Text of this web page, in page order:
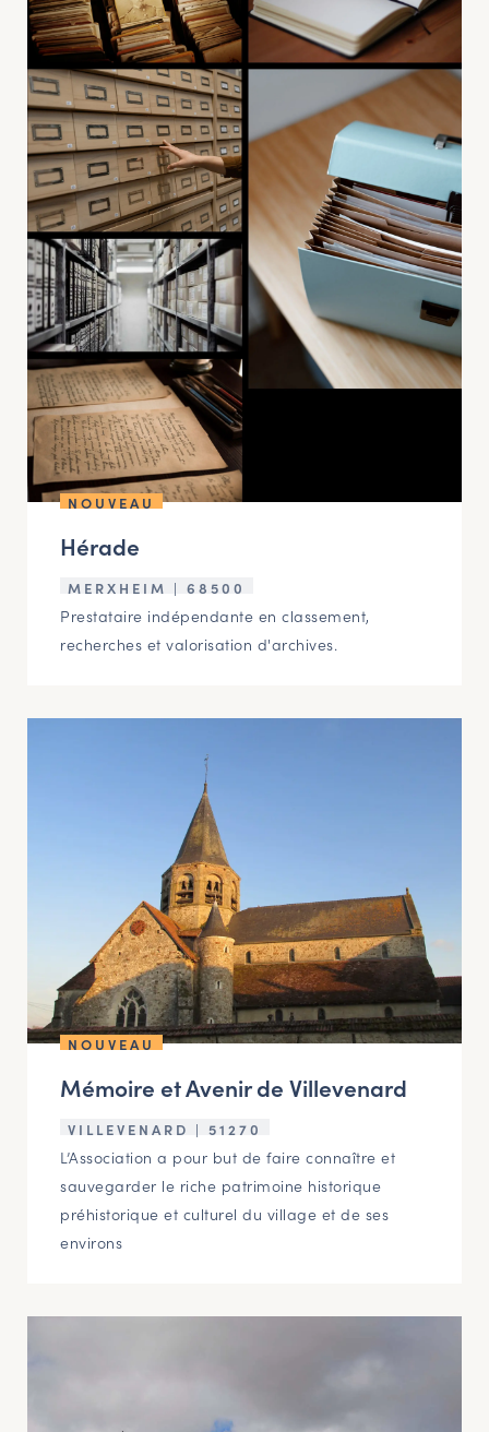
NOUVEAU
Hérade
MERXHEIM | 68500
Prestataire indépendante en classement,
recherches et valorisation d'archives.
NOUVEAU
Mémoire et Avenir de Villevenard
VILLEVENARD | 51270
L’Association a pour but de faire connaître et
sauvegarder le riche patrimoine historique
préhistorique et culturel du village et de ses
environs